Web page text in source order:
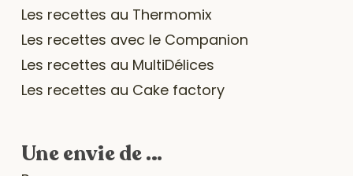
Les recettes au Thermomix
Les recettes avec le Companion
Les recettes au MultiDélices
Les recettes au Cake factory
Une envie de …